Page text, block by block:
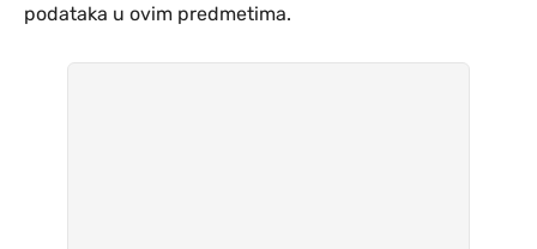
podataka u ovim predmetima.